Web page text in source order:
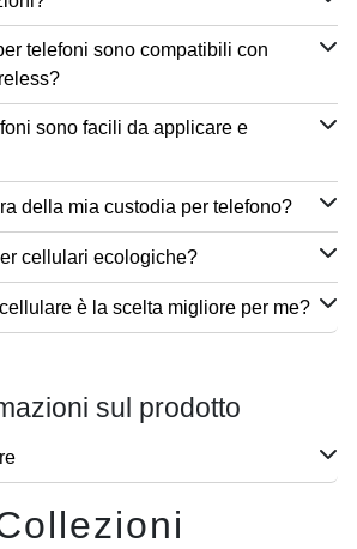
telefoni sono compatibili con
sono facili da applicare e
della mia custodia per telefono?
cellulari ecologiche?
è la scelta migliore per me?
sul prodotto